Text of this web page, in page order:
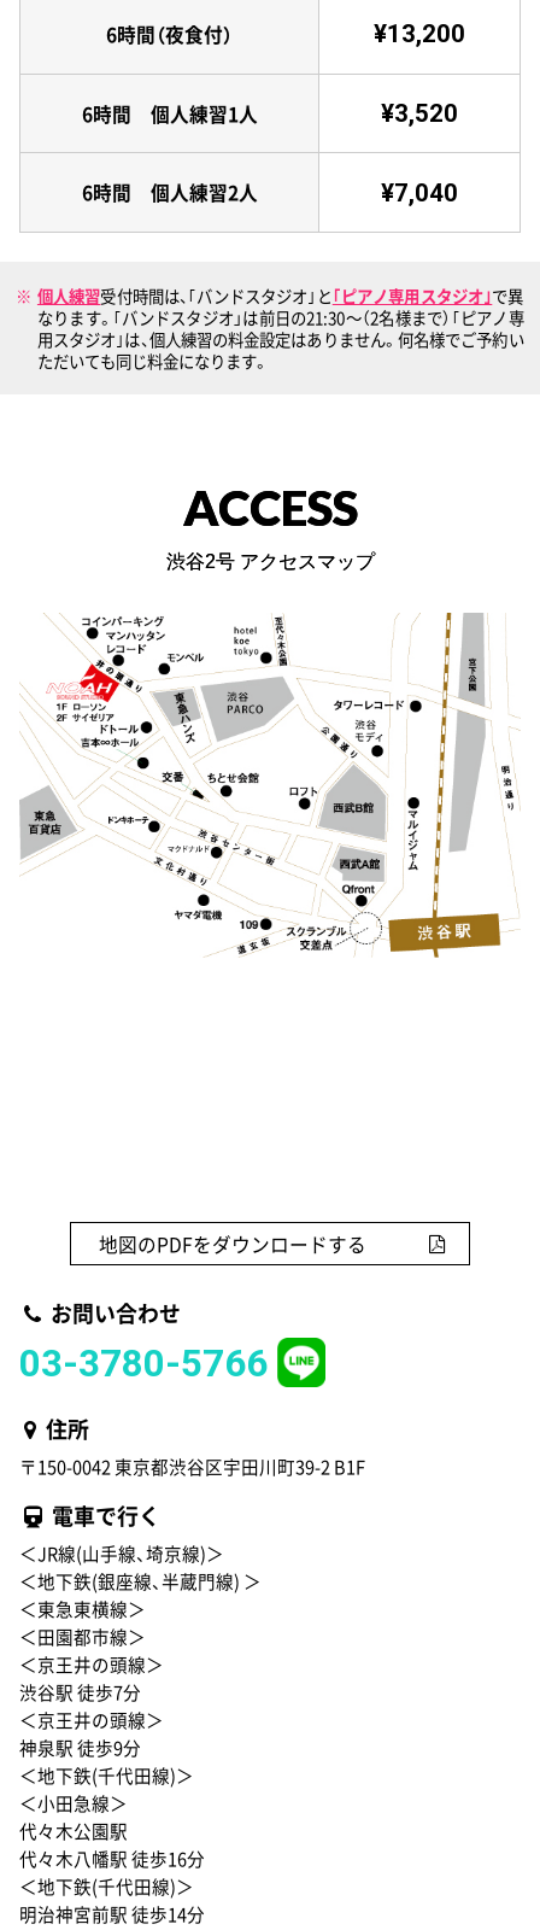
6時間（夜食付） ¥13,200
6時間 個人練習1人 ¥3,520
6時間 個人練習2人 ¥7,040
個人練習受付時間は、｢バンドスタジオ｣と ｢ピアノ専用スタジオ｣で異
なります。｢バンドスタジオ」は前日の21:30〜（2名様まで）｢ピアノ専
用スタジオ｣は、個人練習の料金設定はありません。何名様でご予約い
ただいても同じ料金になります。
ACCESS
渋谷2号 アクセスマップ
地図のPDFをダウンロードする
お問い合わせ
03-3780-5766
住所
〒150-0042 東京都渋谷区宇田川町39-2 B1F
電車で行く
＜JR線(山手線、埼京線)＞
＜地下鉄(銀座線、半蔵門線) ＞
＜東急東横線＞
＜田園都市線＞
＜京王井の頭線＞
渋谷駅 徒歩7分
＜京王井の頭線＞
神泉駅 徒歩9分
＜地下鉄(千代田線)＞
＜小田急線＞
代々木公園駅
代々木八幡駅 徒歩16分
＜地下鉄(千代田線)＞
明治神宮前駅 徒歩14分